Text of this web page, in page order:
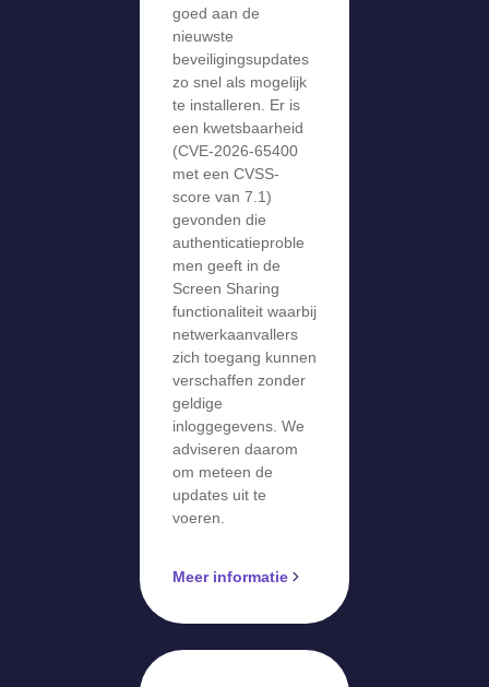
goed aan de
nieuwste
beveiligingsupdates
zo snel als mogelijk
te installeren. Er is
een kwetsbaarheid
(CVE-2026-65400
met een CVSS-
score van 7.1)
gevonden die
authenticatieproble
men geeft in de
Screen Sharing
functionaliteit waarbij
netwerkaanvallers
zich toegang kunnen
verschaffen zonder
geldige
inloggegevens. We
adviseren daarom
om meteen de
updates uit te
voeren.
Meer informatie